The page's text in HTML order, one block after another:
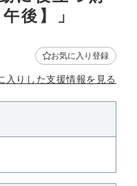
後】」
お気に入り登録
入りした支援情報を見る